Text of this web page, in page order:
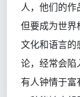
人，他们的作
但要成为世界
文化和语言的
论，经常会陷
有人钟情于富